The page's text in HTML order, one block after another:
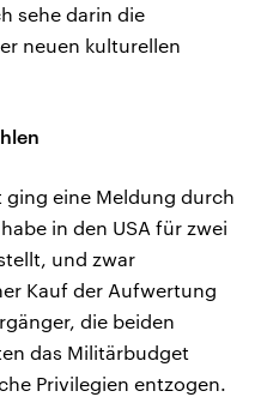
sehe darin die
neuen kulturellen
ging eine Meldung durch
in den USA für zwei
und zwar
Kauf der Aufwertung
die beiden
das Militärbudget
Privilegien entzogen.